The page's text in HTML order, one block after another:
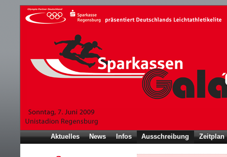
Aktuelles News Infos Ausschreibung Zeitplan